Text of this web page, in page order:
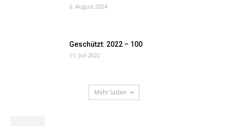
6. August 2024
Geschützt: 2022 – 100
15. Juli 2022
Mehr laden